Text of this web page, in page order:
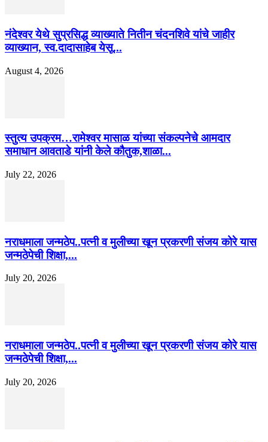
नंदेश्वर येथे सुप्रसिद्ध व्याख्याते नितीन चंदनशिवे यांचे जाहीर
व्याख्यान, स्व.दादासाहेब येसू...
August 4, 2026
स्तुत्य उपक्रम…रामेश्वर मासाळ यांच्या संकल्पनेचे आमदार
समाधान आवताडे यांनी केले कौतुक,शाळा...
July 22, 2026
नराधमाला जन्मठेप..पत्नी व मुलीच्या खून प्रकरणी संजय कोरे यास
जन्मठेपेची शिक्षा,...
July 20, 2026
नराधमाला जन्मठेप..पत्नी व मुलीच्या खून प्रकरणी संजय कोरे यास
जन्मठेपेची शिक्षा,...
July 20, 2026